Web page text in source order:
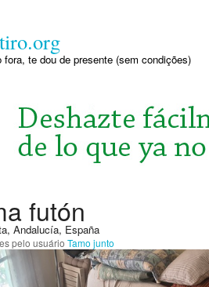
fora, te dou de presente (sem condições)
futón
Andalucía, España
pelo usuário Tamo junto